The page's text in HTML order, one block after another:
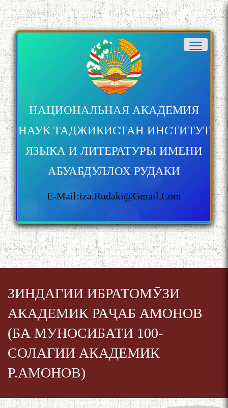
НАЦИОНАЛЬНАЯ АКАДЕМИЯ
НАУК ТАДЖИКИСТАН ИНСТИТУТ
ЯЗЫКА И ЛИТЕРАТУРЫ ИМЕНИ
АБУАБДУЛЛОХ РУДАКИ
E-Mail:iza.rudaki@gmail.com
ЗИНДАГИИ ИБРАТОМӮЗИ
АКАДЕМИК РАҶАБ АМОНОВ
(БА МУНОСИБАТИ 100-
СОЛАГИИ АКАДЕМИК
Р.АМОНОВ)